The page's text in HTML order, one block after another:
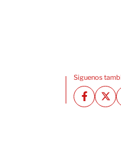
Siguenos